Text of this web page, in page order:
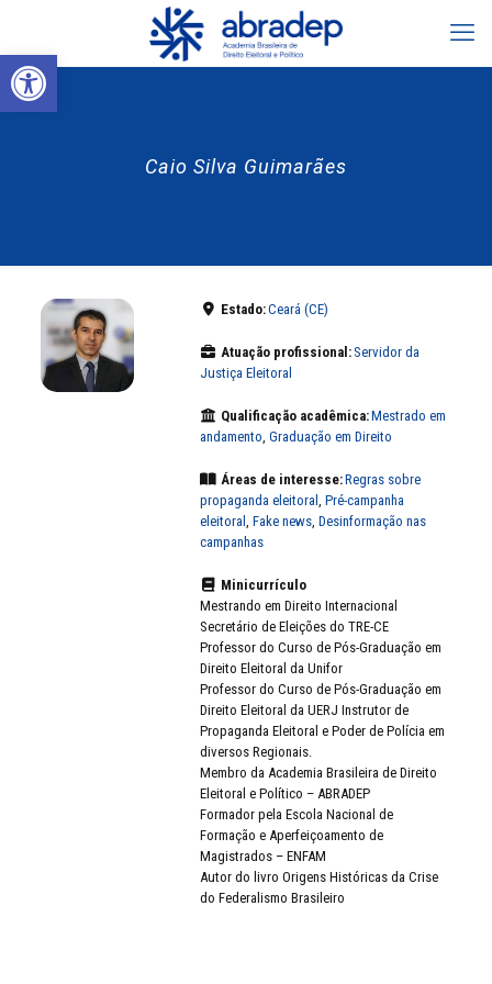
Abrir a barra de ferramentas
Caio Silva Guimarães
Estado:Ceará (CE)
Atuação profissional:Servidor da
Justiça Eleitoral
Qualificação acadêmica:Mestrado em
andamento, Graduação em Direito
Áreas de interesse:Regras sobre
propaganda eleitoral , Pré-campanha
eleitoral , Fake news, Desinformação nas
campanhas
Minicurrículo
Mestrando em Direito Internacional
Secretário de Eleições do TRE-CE
Professor do Curso de Pós-Graduação em
Direito Eleitoral da Unifor
Professor do Curso de Pós-Graduação em
Direito Eleitoral da UERJ Instrutor de
Propaganda Eleitoral e Poder de Polícia em
diversos Regionais.
Membro da Academia Brasileira de Direito
Eleitoral e Político – ABRADEP
Formador pela Escola Nacional de
Formação e Aperfeiçoamento de
Magistrados – ENFAM
Autor do livro Origens Históricas da Crise
do Federalismo Brasileiro